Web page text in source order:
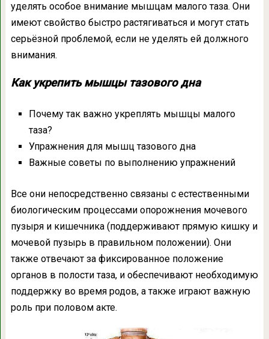
уделять особое внимание мышцам малого таза. Они
имеют свойство быстро растягиваться и могут стать
серьёзной проблемой, если не уделять ей должного
внимания.
Как укрепить мышцы тазового дна
Почему так важно укреплять мышцы малого
таза?
Упражнения для мышц тазового дна
Важные советы по выполнению упражнений
Все они непосредственно связаны с естественными
биологическим процессами опорожнения мочевого
пузыря и кишечника (поддерживают прямую кишку и
мочевой пузырь в правильном положении). Они
также отвечают за фиксированное положение
органов в полости таза, и обеспечивают необходимую
поддержку во время родов, а также играют важную
роль при половом акте.